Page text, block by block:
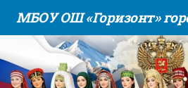
Skip to content